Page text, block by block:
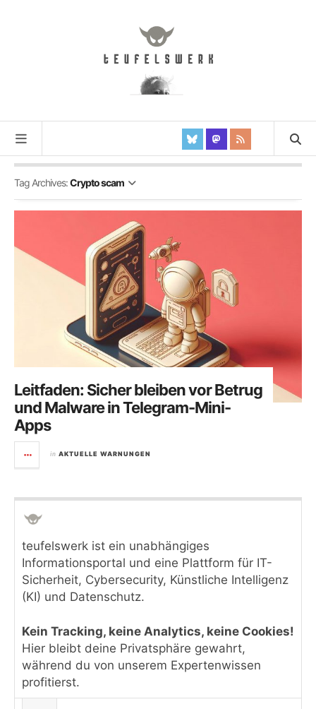
Tag Archives:Crypto scam
Leitfaden: Sicher bleiben vor Betrug
und Malware in Telegram-Mini-
Apps
in AKTUELLE WARNUNGEN
teufelswerk ist ein unabhängiges
Informationsportal und eine Plattform für IT-
Sicherheit, Cybersecurity, Künstliche Intelligenz
(KI) und Datenschutz.
Kein Tracking, keine Analytics, keine Cookies!
Hier bleibt deine Privatsphäre gewahrt,
während du von unserem Expertenwissen
profitierst.